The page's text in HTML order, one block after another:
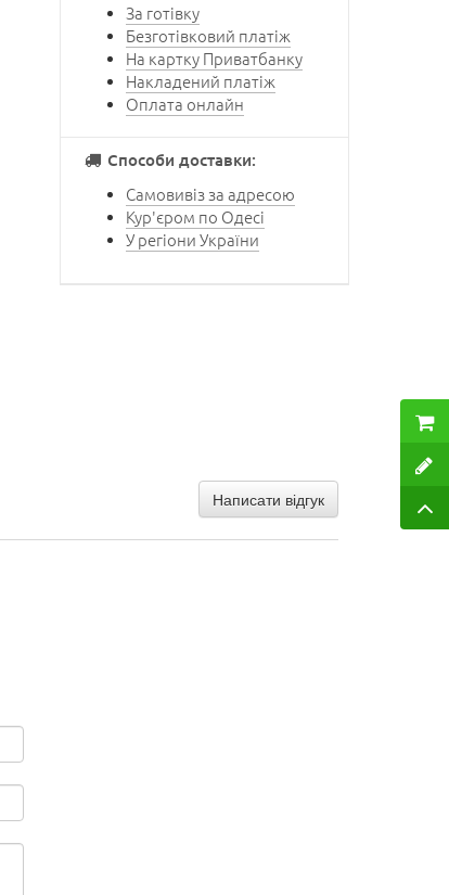
За готівку
Безготівковий платіж
На картку Приватбанку
Накладений платіж
Оплата онлайн
Способи доставки:
Самовивіз за адресою
Кур'єром по Одесі
У регіони України
Написати відгук